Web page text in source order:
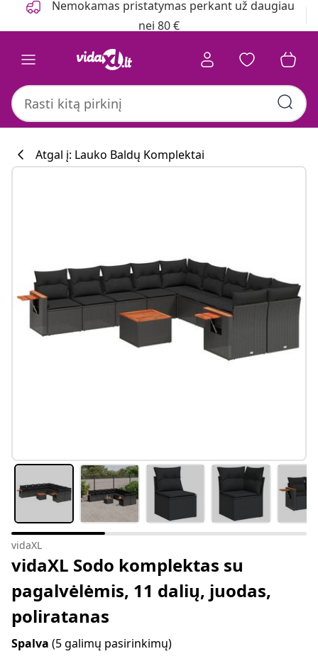
Nemokamas pristatymas perkant už daugiau
nei 80 €
Atgal į: Lauko Baldų Komplektai
vidaXL
vidaXL Sodo komplektas su
pagalvėlėmis, 11 dalių, juodas,
poliratanas
Spalva (5 galimų pasirinkimų)